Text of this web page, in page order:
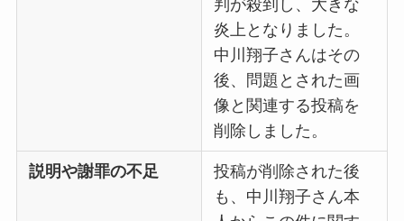
判が殺到し、大きな
炎上となりました。
中川翔子さんはその
後、問題とされた画
像と関連する投稿を
削除しました。
説明や謝罪の不足
投稿が削除された後
も、中川翔子さん本